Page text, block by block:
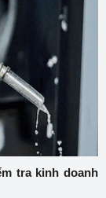
tra kinh doanh